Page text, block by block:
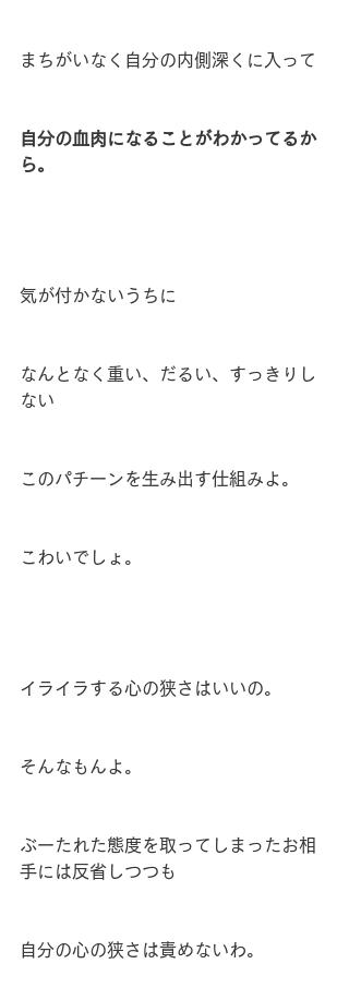
まちがいなく自分の内側深くに入って
自分の血肉になることがわかってるか
ら。
気が付かないうちに
なんとなく重い、だるい、すっきりし
ない
このパチーンを生み出す仕組みよ。
こわいでしょ。
イライラする心の狭さはいいの。
そんなもんよ。
ぶーたれた態度を取ってしまったお相
手には反省しつつも
自分の心の狭さは責めないわ。